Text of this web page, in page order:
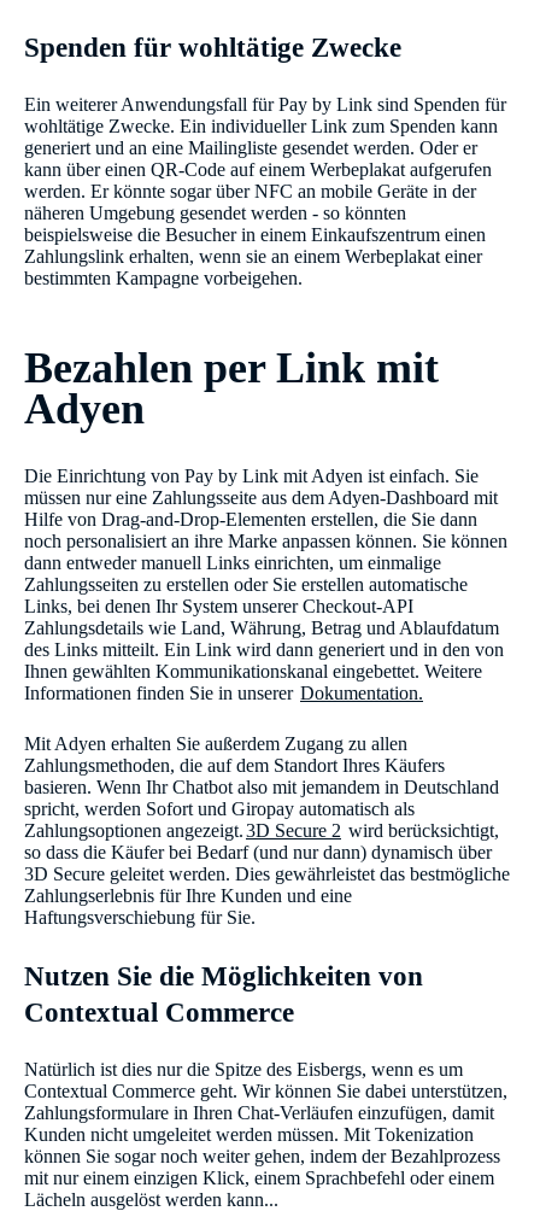
Spenden für wohltätige Zwecke
Ein weiterer Anwendungsfall für Pay by Link sind Spenden für
wohltätige Zwecke. Ein individueller Link zum Spenden kann
generiert und an eine Mailingliste gesendet werden. Oder er
kann über einen QR-Code auf einem Werbeplakat aufgerufen
werden. Er könnte sogar über NFC an mobile Geräte in der
näheren Umgebung gesendet werden - so könnten
beispielsweise die Besucher in einem Einkaufszentrum einen
Zahlungslink erhalten, wenn sie an einem Werbeplakat einer
bestimmten Kampagne vorbeigehen.
Bezahlen per Link mit
Adyen
Die Einrichtung von Pay by Link mit Adyen ist einfach. Sie
müssen nur eine Zahlungsseite aus dem Adyen-Dashboard mit
Hilfe von Drag-and-Drop-Elementen erstellen, die Sie dann
noch personalisiert an ihre Marke anpassen können. Sie können
dann entweder manuell Links einrichten, um einmalige
Zahlungsseiten zu erstellen oder Sie erstellen automatische
Links, bei denen Ihr System unserer Checkout-API
Zahlungsdetails wie Land, Währung, Betrag und Ablaufdatum
des Links mitteilt. Ein Link wird dann generiert und in den von
Ihnen gewählten Kommunikationskanal eingebettet. Weitere
Informationen finden Sie in unserer Dokumentation.
Mit Adyen erhalten Sie außerdem Zugang zu allen
Zahlungsmethoden, die auf dem Standort Ihres Käufers
basieren. Wenn Ihr Chatbot also mit jemandem in Deutschland
spricht, werden Sofort und Giropay automatisch als
Zahlungsoptionen angezeigt.3D Secure 2 wird berücksichtigt,
so dass die Käufer bei Bedarf (und nur dann) dynamisch über
3D Secure geleitet werden. Dies gewährleistet das bestmögliche
Zahlungserlebnis für Ihre Kunden und eine
Haftungsverschiebung für Sie.
Nutzen Sie die Möglichkeiten von
Contextual Commerce
Natürlich ist dies nur die Spitze des Eisbergs, wenn es um
Contextual Commerce geht. Wir können Sie dabei unterstützen,
Zahlungsformulare in Ihren Chat-Verläufen einzufügen, damit
Kunden nicht umgeleitet werden müssen. Mit Tokenization
können Sie sogar noch weiter gehen, indem der Bezahlprozess
mit nur einem einzigen Klick, einem Sprachbefehl oder einem
Lächeln ausgelöst werden kann...